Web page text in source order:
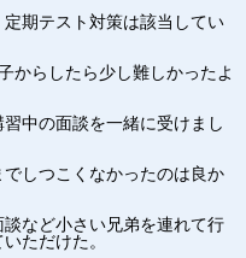
期テスト対策は該当してい
からしたら少し難しかったよ
中の面談を一緒に受けまし
しつこくなかったのは良か
など小さい兄弟を連れて行
ただけた。